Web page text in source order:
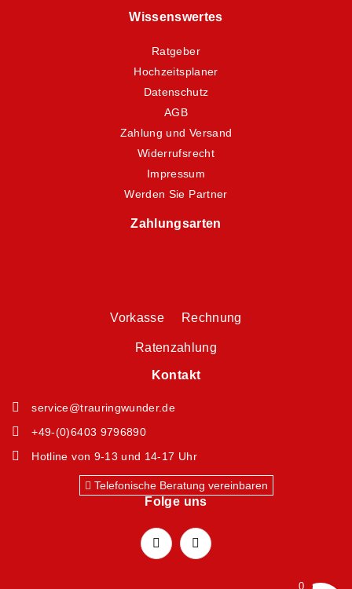
Wissenswertes
Ratgeber
Hochzeitsplaner
Datenschutz
AGB
Zahlung und Versand
Widerrufsrecht
Impressum
Werden Sie Partner
Zahlungsarten
Vorkasse Rechnung
Ratenzahlung
Kontakt
service@trauringwunder.de
+49-(0)6403 9796890
Hotline von 9-13 und 14-17 Uhr
Telefonische Beratung vereinbaren
Folge uns
0